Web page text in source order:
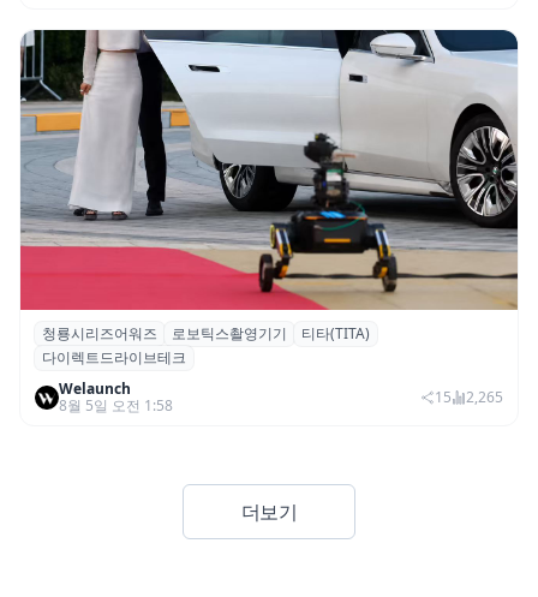
청룡시리즈어워즈 레드카펫에 등장한 바퀴
형 이족 보행 로봇 ‘티타(TITA)’
청룡시리즈어워즈 로보틱스촬영기기
티타(TITA)
다이렉트드라이브테크
Welaunch
8월 5일 오전 1:58
15 2,265
더보기